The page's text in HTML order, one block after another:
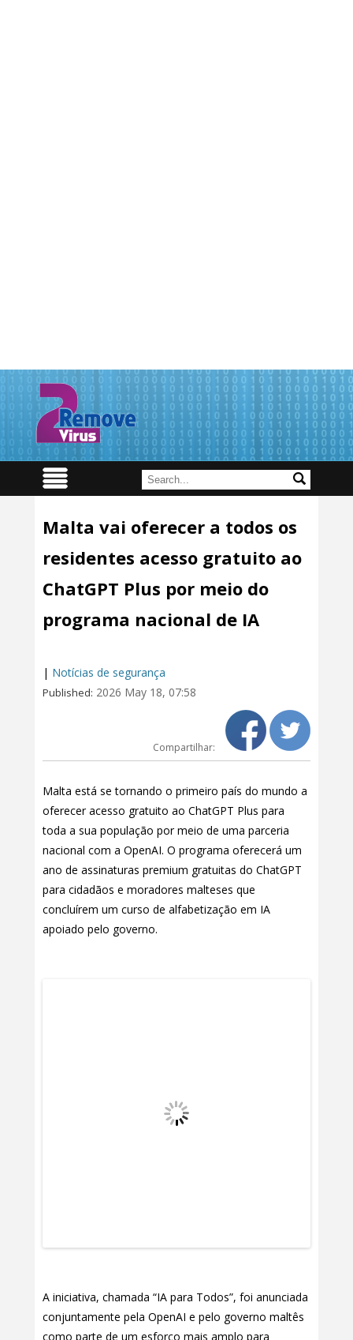
Malta vai oferecer a todos os
residentes acesso gratuito ao
ChatGPT Plus por meio do
programa nacional de IA
| Notícias de segurança
Published: 2026 May 18, 07:58
Compartilhar:
Malta está se tornando o primeiro país do mundo a
oferecer acesso gratuito ao ChatGPT Plus para
toda a sua população por meio de uma parceria
nacional com a OpenAI. O programa oferecerá um
ano de assinaturas premium gratuitas do ChatGPT
para cidadãos e moradores malteses que
concluírem um curso de alfabetização em IA
apoiado pelo governo.
A iniciativa, chamada “IA para Todos”, foi anunciada
conjuntamente pela OpenAI e pelo governo maltês
como parte de um esforço mais amplo para